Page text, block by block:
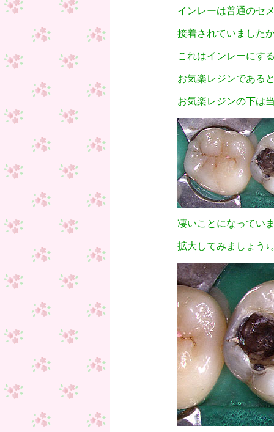
インレーは普通のセ
接着されていました
これはインレーにす
お気楽レジンである
お気楽レジンの下は
凄いことになってい
拡大してみましょう↓